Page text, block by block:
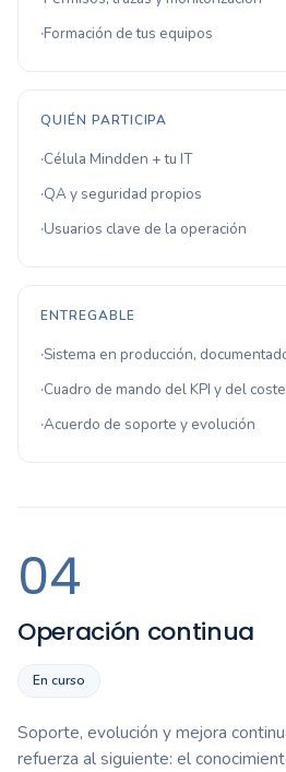
Formación de tus equipos
QUIÉN PARTICIPA
Célula Mindden + tu IT
QA y seguridad propios
Usuarios clave de la operación
ENTREGABLE
Sistema en producción,
Cuadro de mando del KPI y del coste
Acuerdo de soporte y evolución
04
Operación continua
En curso
Soporte, evolución y mejora
refuerza al siguiente: el